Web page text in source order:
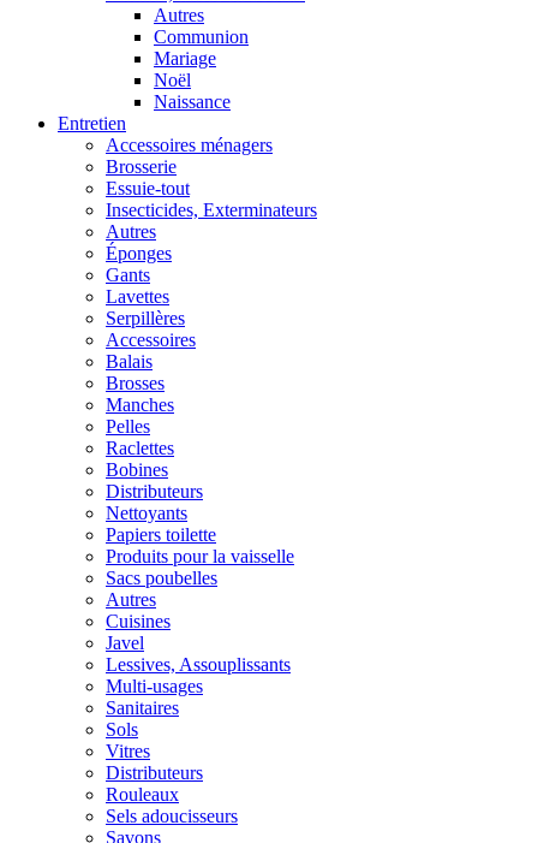
Autres
Communion
Mariage
Noël
Naissance
Entretien
Accessoires ménagers
Brosserie
Essuie-tout
Insecticides, Exterminateurs
Autres
Éponges
Gants
Lavettes
Serpillères
Accessoires
Balais
Brosses
Manches
Pelles
Raclettes
Bobines
Distributeurs
Nettoyants
Papiers toilette
Produits pour la vaisselle
Sacs poubelles
Autres
Cuisines
Javel
Lessives, Assouplissants
Multi-usages
Sanitaires
Sols
Vitres
Distributeurs
Rouleaux
Sels adoucisseurs
Savons